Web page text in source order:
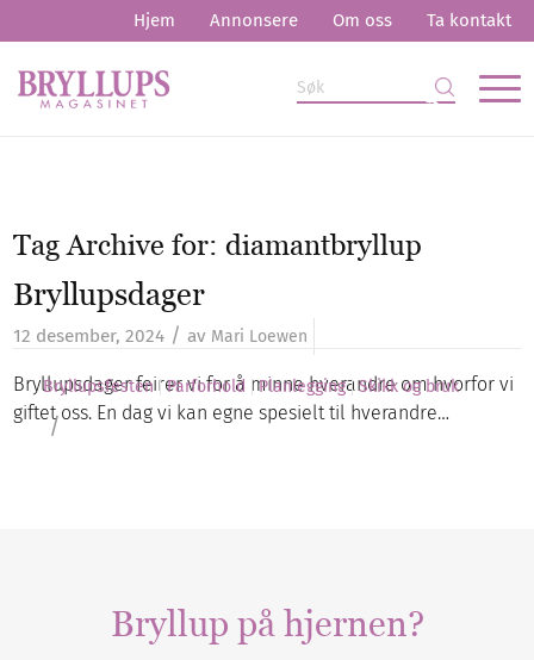
Hjem Annonsere Om oss Ta kontakt
Tag Archive for:diamantbryllup
Bryllupsdager
12 desember, 2024 / av Mari Loewen
Bryllupsdager feirer vi for å minne hverandre om hvorfor vi
giftet oss. En dag vi kan egne spesielt til hverandre…
Bryllupsfesten Parforhold Planlegging Skikk og bruk
/
Bryllup på hjernen?